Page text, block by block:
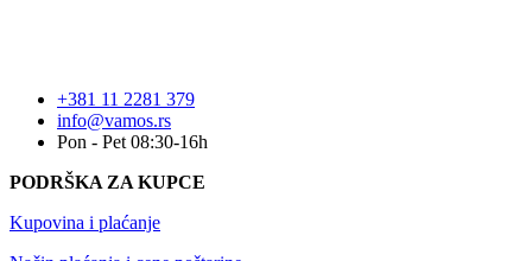
+381 11 2281 379
info@vamos.rs
Pon - Pet 08:30-16h
PODRŠKA ZA KUPCE
Kupovina i plaćanje